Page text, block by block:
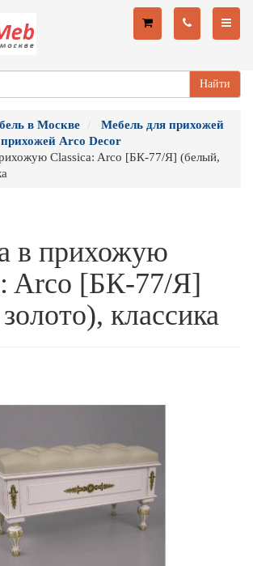
Найти
в Москве
Мебель для прихожей
Arco Decor
Classica: Arco [БК-77/Я] (белый,
в прихожую
Arco [БК-77/Я]
классика